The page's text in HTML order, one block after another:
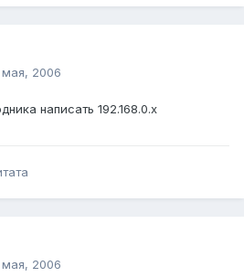
мая, 2006
написать 192.168.0.х
мая, 2006